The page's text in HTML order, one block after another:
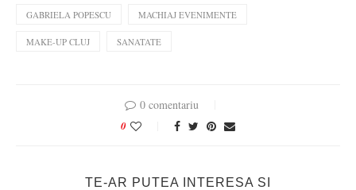
GABRIELA POPESCU MACHIAJ EVENIMENTE
MAKE-UP CLUJ SANATATE
0 comentariu
0
TE-AR PUTEA INTERESA SI